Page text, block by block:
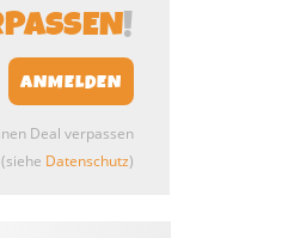
!
Deal verpassen
Datenschutz)